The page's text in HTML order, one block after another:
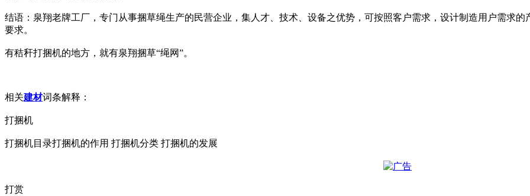
结语：泉翔老牌工厂，专门从事捆草绳生产的民营企业，集人才、技术、设备之优势，可按照客户需求，设计制造用户需求
要求。
有秸秆打捆机的地方，就有泉翔捆草“绳网”。
相关建材词条解释：
打捆机
打捆机目录打捆机的作用 打捆机分类 打捆机的发展
打赏